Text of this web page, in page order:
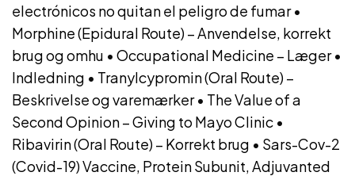
electrónicos no quitan el peligro de fumar•
Morphine (Epidural Route) – Anvendelse, korrekt
brug og omhu • Occupational Medicine – Læger•
Indledning • Tranylcypromin (Oral Route) –
Beskrivelse og varemærker• The Value of a
Second Opinion – Giving to Mayo Clinic •
Ribavirin (Oral Route) – Korrekt brug • Sars-Cov-2
(Covid-19) Vaccine, Protein Subunit, Adjuvanted